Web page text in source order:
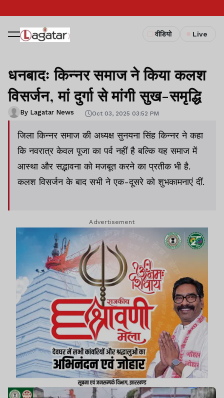
वीडियो Live
धनबादः किन्नर समाज ने किया कलश
विसर्जन, मां दुर्गा से मांगी सुख-समृद्धि
By Lagatar News Oct 03, 2025 03:52 PM
जिला किन्नर समाज की अध्यक्ष सुनयना सिंह किन्नर ने कहा
कि नवरात्र केवल पूजा का पर्व नहीं है बल्कि यह समाज में
आस्था और सद्भावना को मजबूत करने का प्रतीक भी है.
कलश विसर्जन के बाद सभी ने एक-दूसरे को शुभकामनाएं दीं.
Advertisement